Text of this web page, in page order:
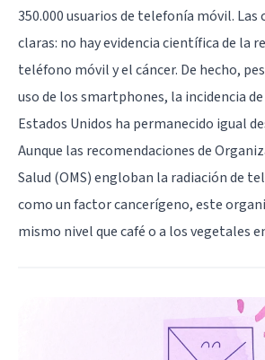
350.000 usuarios de telefonía móvil. Las
claras: no hay evidencia científica de la
teléfono móvil y el cáncer. De hecho,
uso de los smartphones, la incidencia
Estados Unidos ha permanecido igual
Aunque las recomendaciones de
Salud (OMS) engloban la radiación de
como un factor cancerígeno, este
mismo nivel que café o a los vegetales